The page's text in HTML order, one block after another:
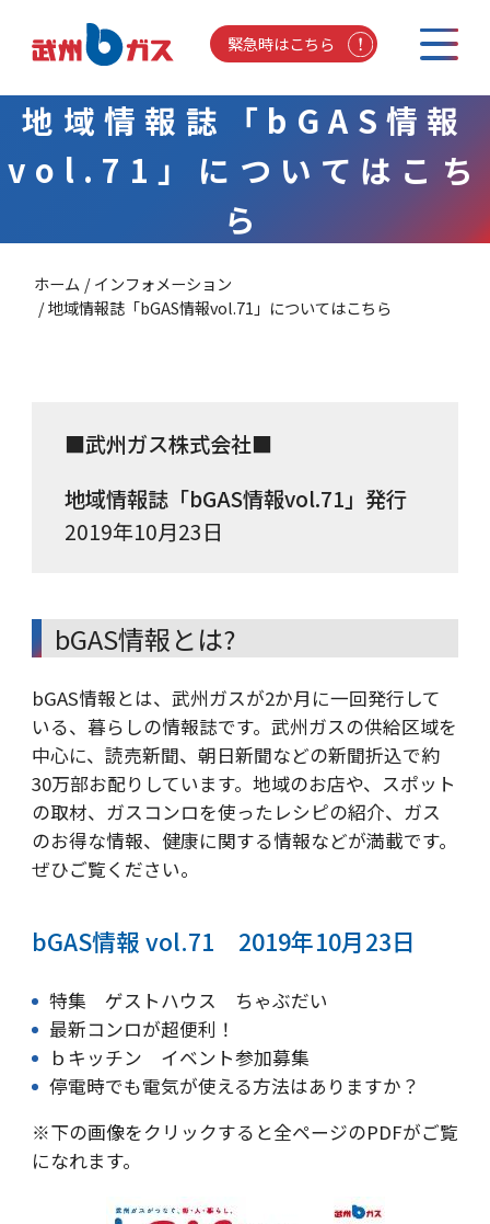
緊急時はこちら
地域情報誌「bGAS情報
vol.71」についてはこち
ら
ホーム
インフォメーション
地域情報誌「bGAS情報vol.71」についてはこちら
■武州ガス株式会社■
地域情報誌「bGAS情報vol.71」発行
2019年10月23日
bGAS情報とは?
bGAS情報とは、武州ガスが2か月に一回発行して
いる、暮らしの情報誌です。武州ガスの供給区域を
中心に、読売新聞、朝日新聞などの新聞折込で約
30万部お配りしています。地域のお店や、スポット
の取材、ガスコンロを使ったレシピの紹介、ガス
のお得な情報、健康に関する情報などが満載です。
ぜひご覧ください。
bGAS情報 vol.71 2019年10月23日
特集 ゲストハウス ちゃぶだい
最新コンロが超便利！
ｂキッチン イベント参加募集
停電時でも電気が使える方法はありますか？
※下の画像をクリックすると全ページのPDFがご覧
になれます。